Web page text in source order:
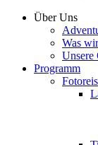
Über Uns
Was
Unsere
Programm